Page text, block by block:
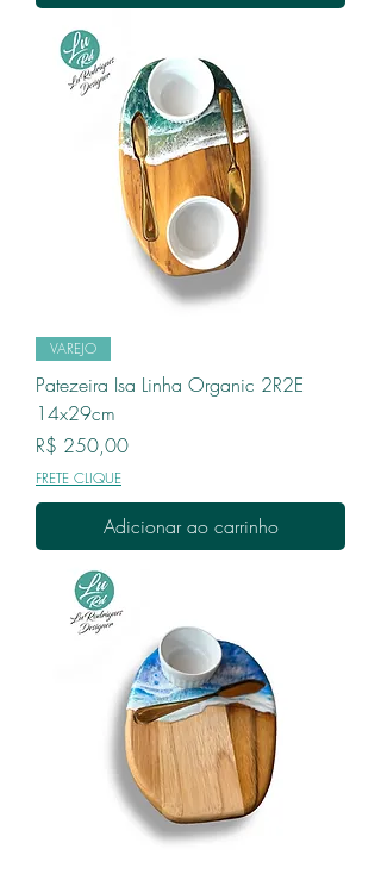
VAREJO
Patezeira Isa Linha Organic 2R2E
14x29cm
Preço
R$ 250,00
FRETE CLIQUE
Adicionar ao carrinho